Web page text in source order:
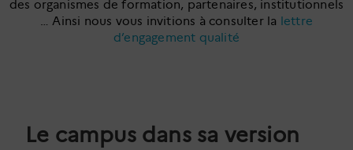
des organismes de formation, partenaires, institutionnels
… Ainsi nous vous invitions à consulter la lettre
d’engagement qualité
Le campus dans sa version